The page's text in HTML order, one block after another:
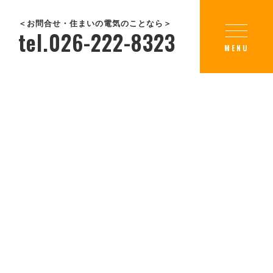
＜お問合せ・住まいの電気のことなら＞
tel.026-222-8323